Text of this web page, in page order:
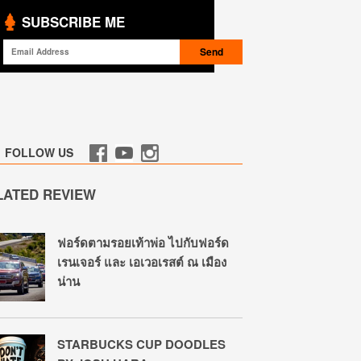
SUBSCRIBE ME
FOLLOW US
REVIEW
ฟอร์ดตามรอยเท้าพ่อ ไปกับฟอร์ด
เรนเจอร์ และ เอเวอเรสต์ ณ เมือง
น่าน
STARBUCKS CUP DOODLES